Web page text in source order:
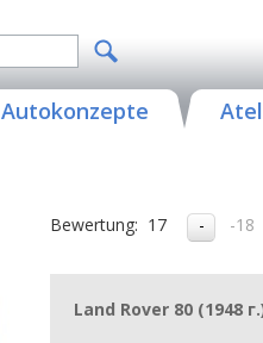
Autokonzepte
Bewertung: 17 -18
Land Rover 80 (1948